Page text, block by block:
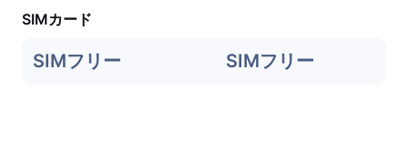
SIMカード
SIMフリー SIMフリー